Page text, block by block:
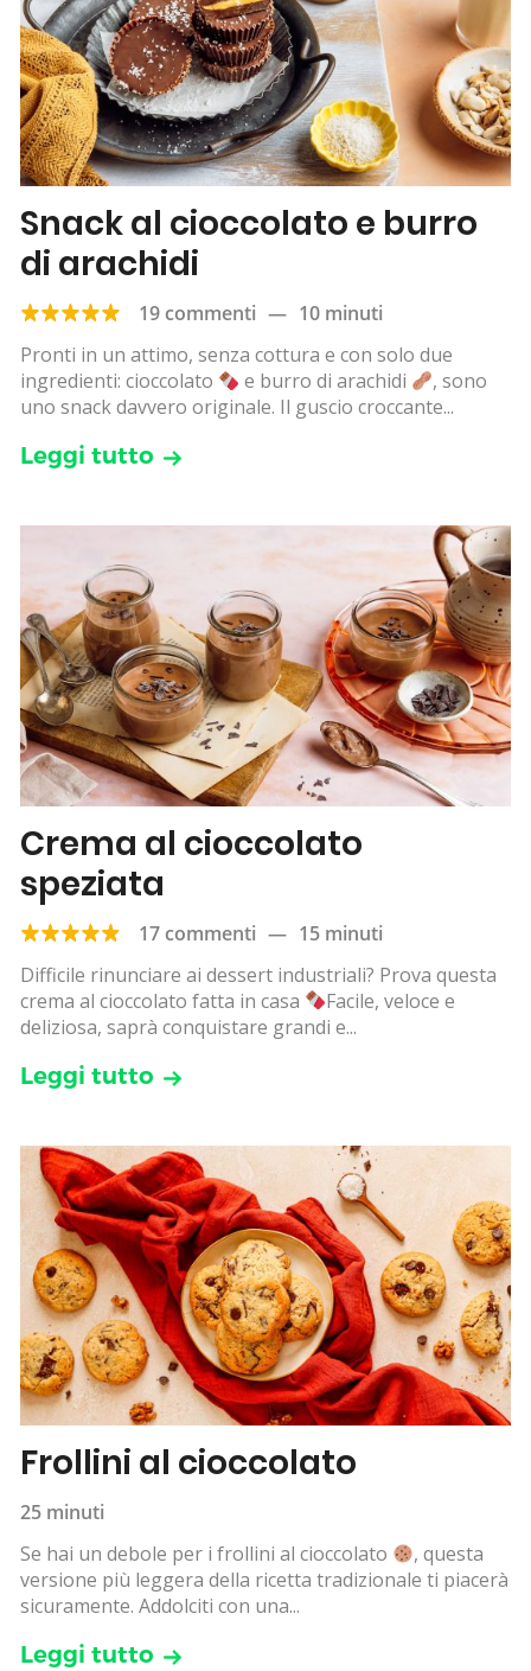
Snack al cioccolato e burro
di arachidi
19 commenti — 10 minuti
Pronti in un attimo, senza cottura e con solo due
ingredienti: cioccolato
e burro di arachidi
, sono
uno snack davvero originale. Il guscio croccante...
Leggi tutto
Crema al cioccolato
speziata
17 commenti — 15 minuti
Difficile rinunciare ai dessert industriali? Prova questa
crema al cioccolato fatta in casa
Facile, veloce e
deliziosa, saprà conquistare grandi e...
Leggi tutto
Frollini al cioccolato
25 minuti
Se hai un debole per i frollini al cioccolato
, questa
versione più leggera della ricetta tradizionale ti piacerà
sicuramente. Addolciti con una...
Leggi tutto